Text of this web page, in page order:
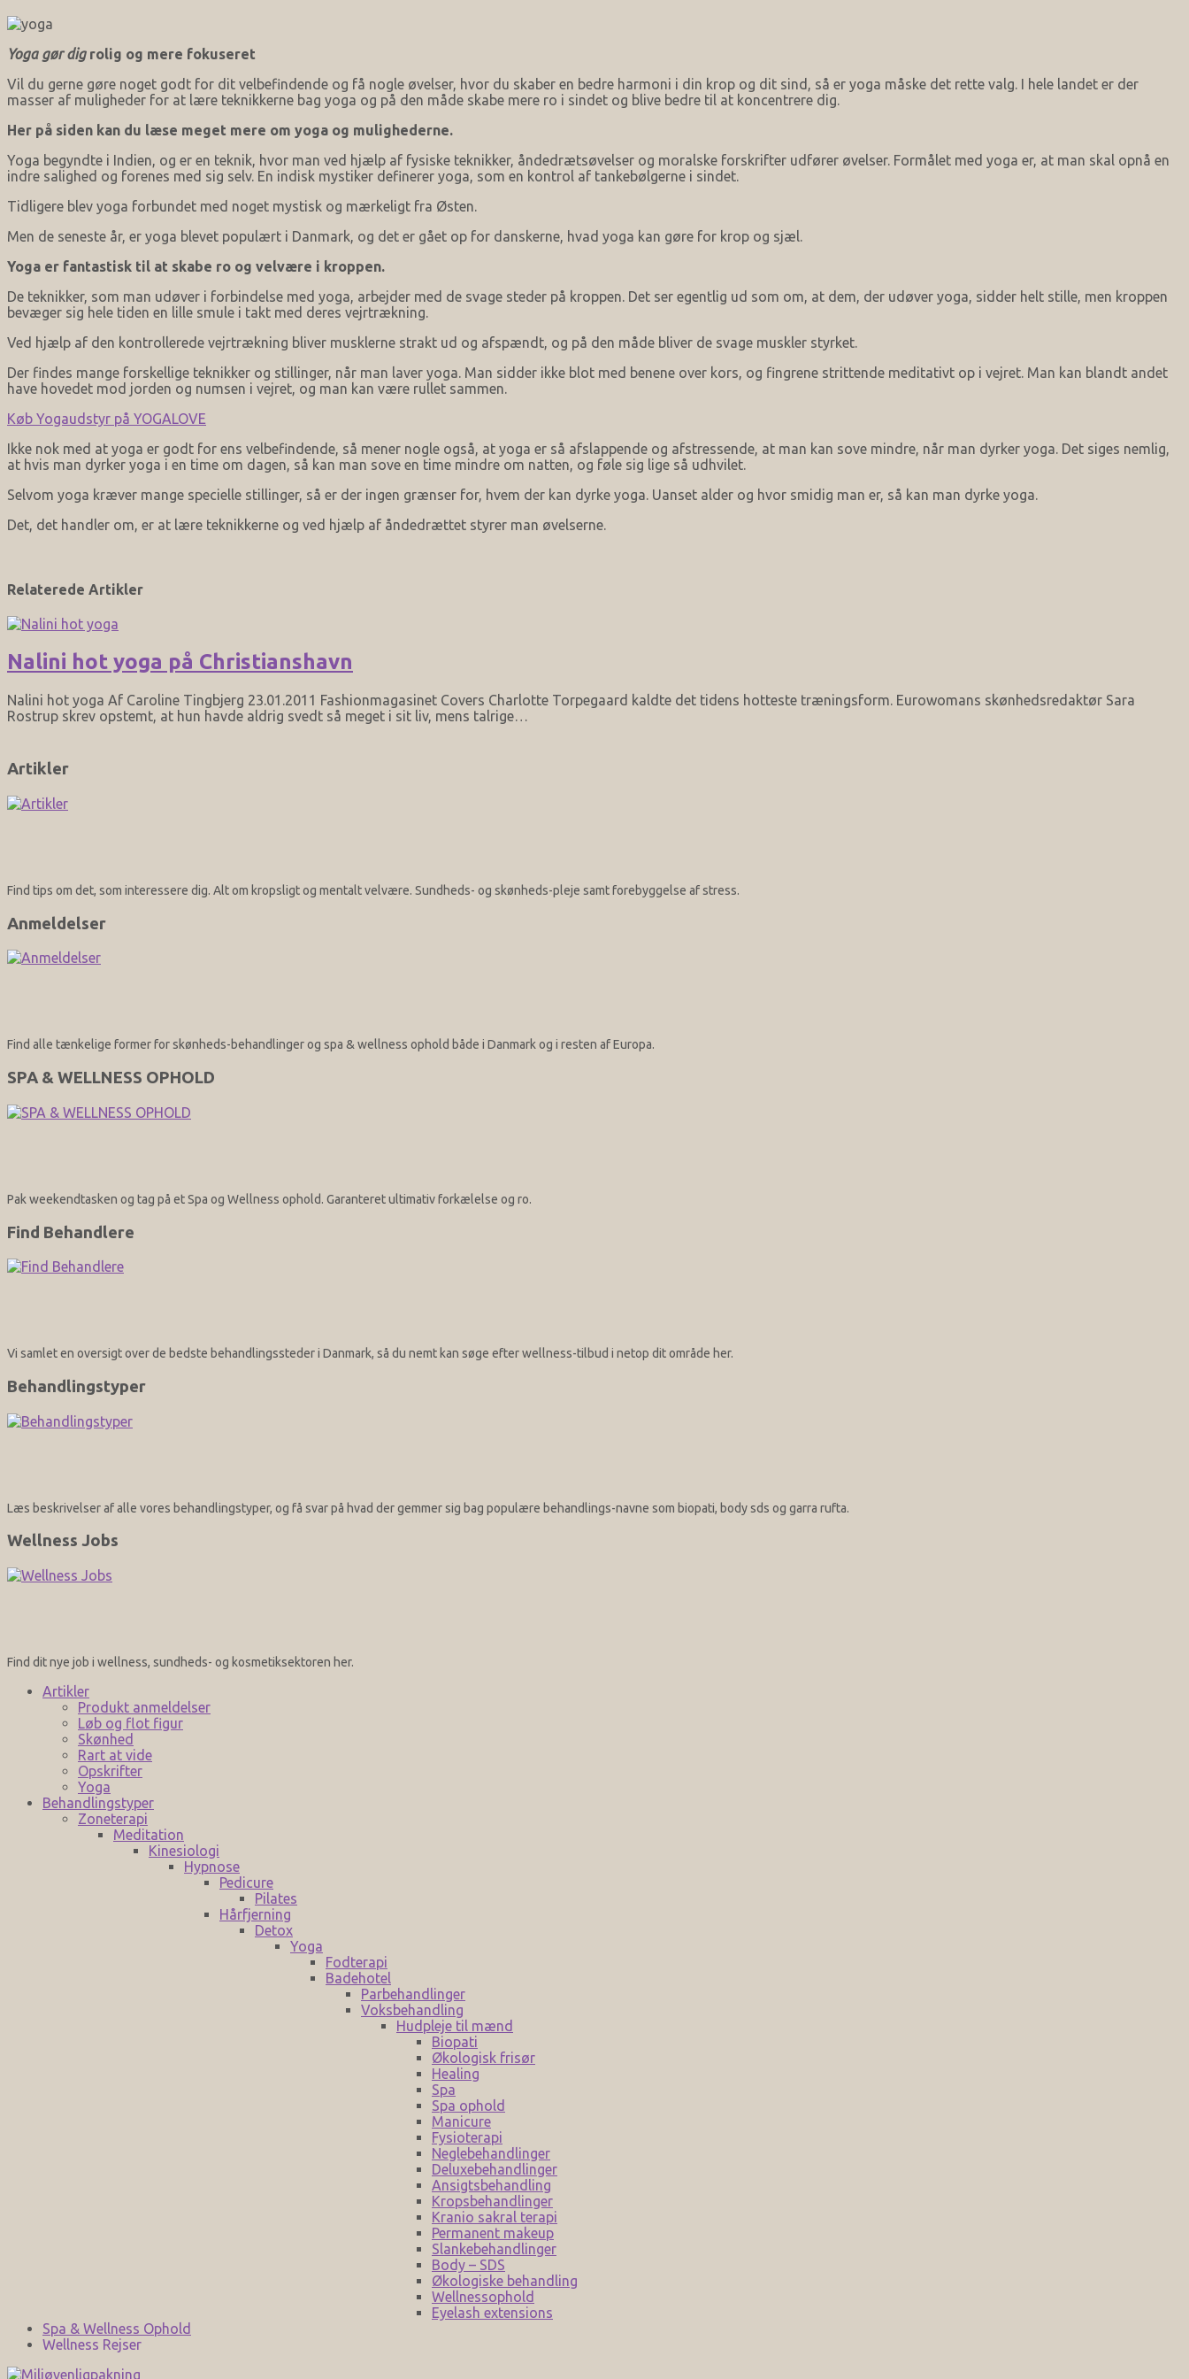
Yoga gør digrolig og mere fokuseret
Vil du gerne gøre noget godt for dit velbefindende og få nogle øvelser, hvor du skaber en bedre harmoni i din krop og dit sind, så er yoga måske det rette valg. I hele landet er der
masser af muligheder for at lære teknikkerne bag yoga og på den måde skabe mere ro i sindet og blive bedre til at koncentrere dig.
Her på siden kan du læse meget mere om yoga og mulighederne.
Yoga begyndte i Indien, og er en teknik, hvor man ved hjælp af fysiske teknikker, åndedrætsøvelser og moralske forskrifter udfører øvelser. Formålet med yoga er, at man skal opnå en
indre salighed og forenes med sig selv. En indisk mystiker definerer yoga, som en kontrol af tankebølgerne i sindet.
Tidligere blev yoga forbundet med noget mystisk og mærkeligt fra Østen.
Men de seneste år, er yoga blevet populært i Danmark, og det er gået op for danskerne, hvad yoga kan gøre for krop og sjæl.
Yoga er fantastisk til at skabe ro og velvære i kroppen.
De teknikker, som man udøver i forbindelse med yoga, arbejder med de svage steder på kroppen. Det ser egentlig ud som om, at dem, der udøver yoga, sidder helt stille, men kroppen
bevæger sig hele tiden en lille smule i takt med deres vejrtrækning.
Ved hjælp af den kontrollerede vejrtrækning bliver musklerne strakt ud og afspændt, og på den måde bliver de svage muskler styrket.
Der findes mange forskellige teknikker og stillinger, når man laver yoga. Man sidder ikke blot med benene over kors, og fingrene strittende meditativt op i vejret. Man kan blandt andet
have hovedet mod jorden og numsen i vejret, og man kan være rullet sammen.
Køb Yogaudstyr på YOGALOVE
Ikke nok med at yoga er godt for ens velbefindende, så mener nogle også, at yoga er så afslappende og afstressende, at man kan sove mindre, når man dyrker yoga. Det siges nemlig,
at hvis man dyrker yoga i en time om dagen, så kan man sove en time mindre om natten, og føle sig lige så udhvilet.
Selvom yoga kræver mange specielle stillinger, så er der ingen grænser for, hvem der kan dyrke yoga. Uanset alder og hvor smidig man er, så kan man dyrke yoga.
Det, det handler om, er at lære teknikkerne og ved hjælp af åndedrættet styrer man øvelserne.
Relaterede Artikler
Nalini hot yoga på Christianshavn
Nalini hot yoga Af Caroline Tingbjerg 23.01.2011 Fashionmagasinet Covers Charlotte Torpegaard kaldte det tidens hotteste træningsform. Eurowomans skønhedsredaktør Sara
Rostrup skrev opstemt, at hun havde aldrig svedt så meget i sit liv, mens talrige…
Artikler
Find tips om det, som interessere dig. Alt om kropsligt og mentalt velvære. Sundheds- og skønheds-pleje samt forebyggelse af stress.
Anmeldelser
Find alle tænkelige former for skønheds-behandlinger og spa & wellness ophold både i Danmark og i resten af Europa.
SPA & WELLNESS OPHOLD
Pak weekendtasken og tag på et Spa og Wellness ophold. Garanteret ultimativ forkælelse og ro.
Find Behandlere
Vi samlet en oversigt over de bedste behandlingssteder i Danmark, så du nemt kan søge efter wellness-tilbud i netop dit område her.
Behandlingstyper
Læs beskrivelser af alle vores behandlingstyper, og få svar på hvad der gemmer sig bag populære behandlings-navne som biopati, body sds og garra rufta.
Wellness Jobs
Find dit nye job i wellness, sundheds- og kosmetiksektoren her.
Artikler
Produkt anmeldelser
Løb og flot figur
Skønhed
Rart at vide
Opskrifter
Yoga
Behandlingstyper
Zoneterapi
Meditation
Kinesiologi
Hypnose
Pedicure
Pilates
Hårfjerning
Detox
Yoga
Fodterapi
Badehotel
Parbehandlinger
Voksbehandling
Hudpleje til mænd
Biopati
Økologisk frisør
Healing
Spa
Spa ophold
Manicure
Fysioterapi
Neglebehandlinger
Deluxebehandlinger
Ansigtsbehandling
Kropsbehandlinger
Kranio sakral terapi
Permanent makeup
Slankebehandlinger
Body – SDS
Økologiske behandling
Wellnessophold
Eyelash extensions
Spa & Wellness Ophold
Wellness Rejser